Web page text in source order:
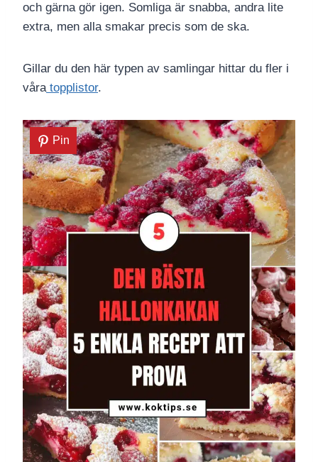
och gärna gör igen. Somliga är snabba, andra lite
extra, men alla smakar precis som de ska.
Gillar du den här typen av samlingar hittar du fler i
våratopplistor.
Pin